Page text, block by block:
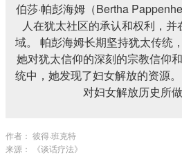
伯莎·帕彭海姆（Bertha
人在犹太社区的承认和权利，
域。 帕彭海姆长期坚持犹太传统
她对犹太信仰的深刻的宗教信仰
统中，她发现了妇女解放的资源
对妇女解放历史所做
作者： 彼得·班克特
来源： 《谈话疗法》